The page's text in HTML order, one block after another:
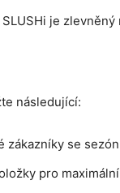
je
následující:
zákazníky se
pro